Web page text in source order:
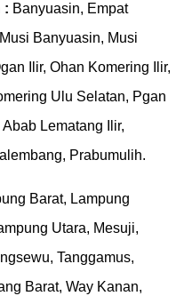
: Banyuasin, Empat
Banyuasin, Musi
Ilir, Ohan Komering Ilir,
Ulu Selatan, Pgan
Lematang Ilir,
Prabumulih.
Barat, Lampung
Utara, Mesuji,
Tanggamus,
Barat, Way Kanan,